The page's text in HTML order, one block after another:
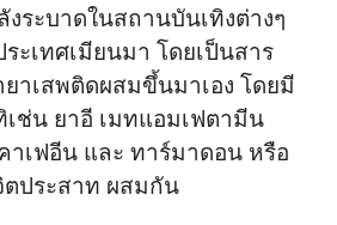
ระบาดในสถานบันเทิงต่างๆ
ะเทศเมียนมา โดยเป็นสาร
าเสพติดผสมขึ้นมาเอง โดยมี
ช่น ยาอี เมทแอมเฟตามีน
เฟอีน และ ทาร์มาดอน หรือ
ประสาท ผสมกัน